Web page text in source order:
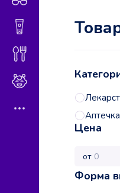
Гигиена и косметика
Мама и малыш
Аптечка
Цена
от
Форма